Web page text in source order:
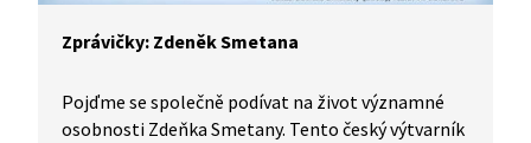
Zprávičky: Zdeněk Smetana
Pojďme se společně podívat na život významné
osobnosti Zdeňka Smetany. Tento český výtvarník